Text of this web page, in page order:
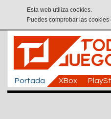
Esta web utiliza cookies.
Puedes comprobar las
Portada XBox